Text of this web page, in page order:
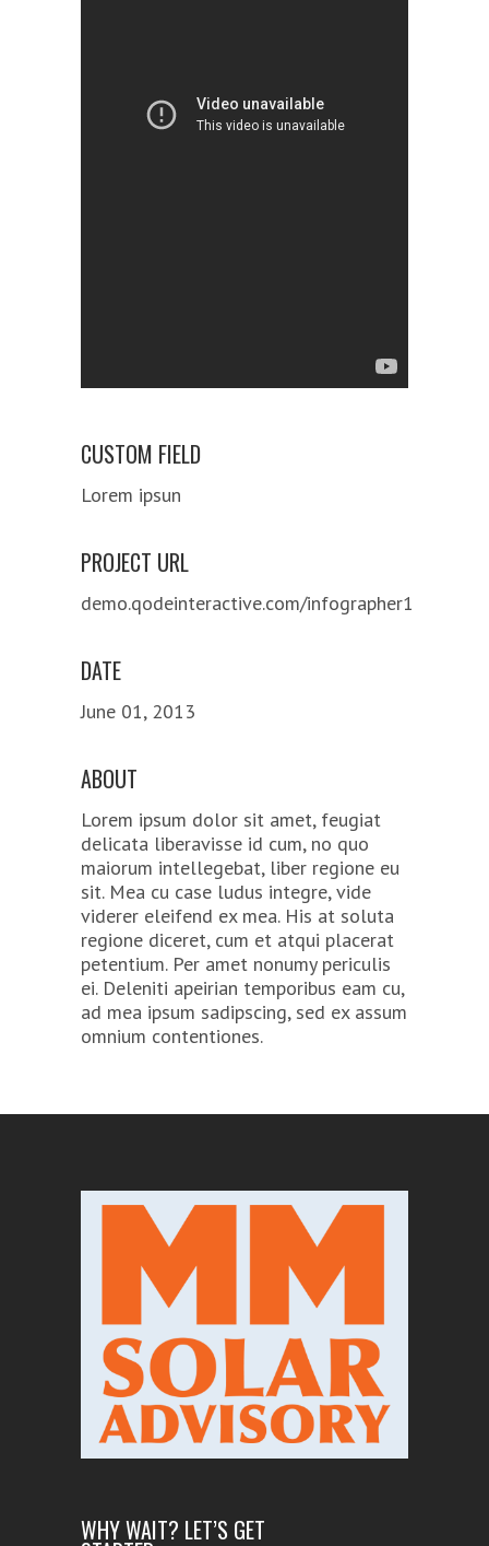
CUSTOM FIELD
Lorem ipsun
PROJECT URL
demo.qodeinteractive.com/infographer1
DATE
June 01, 2013
ABOUT
Lorem ipsum dolor sit amet, feugiat
delicata liberavisse id cum, no quo
maiorum intellegebat, liber regione eu
sit. Mea cu case ludus integre, vide
viderer eleifend ex mea. His at soluta
regione diceret, cum et atqui placerat
petentium. Per amet nonumy periculis
ei. Deleniti apeirian temporibus eam cu,
ad mea ipsum sadipscing, sed ex assum
omnium contentiones.
WHY WAIT? LET’S GET